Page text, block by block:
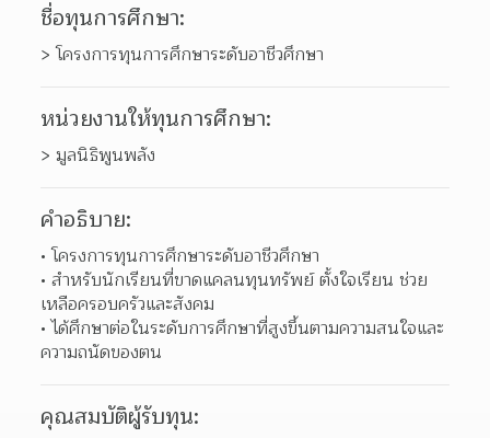
ชื่อทุนการศึกษา:
> โครงการทุนการศึกษาระดับอาชีวศึกษา
หน่วยงานให้ทุนการศึกษา:
> มูลนิธิพูนพลัง
คำอธิบาย:
โครงการทุนการศึกษาระดับอาชีวศึกษา
สำหรับนักเรียนที่ขาดแคลนทุนทรัพย์ ตั้งใจเรียน ช่วย
เหลือครอบครัวและสังคม
ได้ศึกษาต่อในระดับการศึกษาที่สูงขึ้นตามความสนใจและ
ความถนัดของตน
คุณสมบัติผู้รับทุน: